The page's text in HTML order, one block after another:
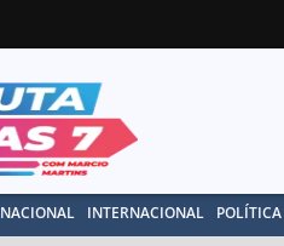
NACIONAL INTERNACIONAL POLÍTICA